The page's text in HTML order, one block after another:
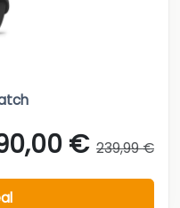
€ 239,99 €